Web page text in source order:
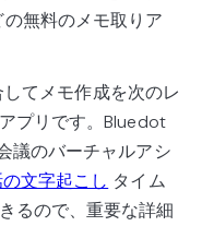
無料のメモ取りア
てメモ作成を次のレ
プリです。Bluedot
議のバーチャルアシ
文字起こし タイム
るので、重要な詳細